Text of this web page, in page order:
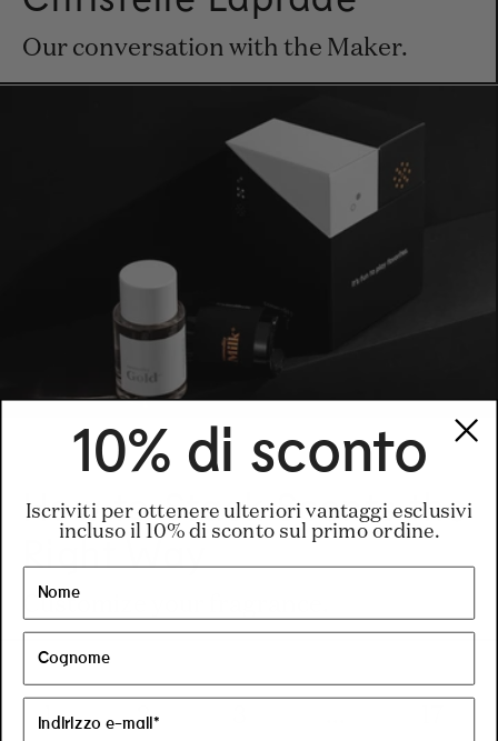
Our conversation with the Maker.
02.09.26
How to Stack Scents the
Right Way
Customize your fragrance.
1 2
10% di sconto
Iscriviti per ottenere ulteriori vantaggi esclusivi
incluso il 10% di sconto sul primo ordine.